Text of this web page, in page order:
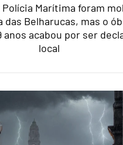
Polícia Marítima foram
das Belharucas, mas o
anos acabou por ser
local